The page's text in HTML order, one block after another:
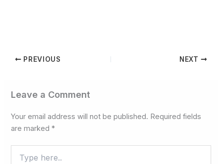
PREVIOUS NEXT
Leave a Comment
Your email address will not be published. Required fields
are marked*
here..